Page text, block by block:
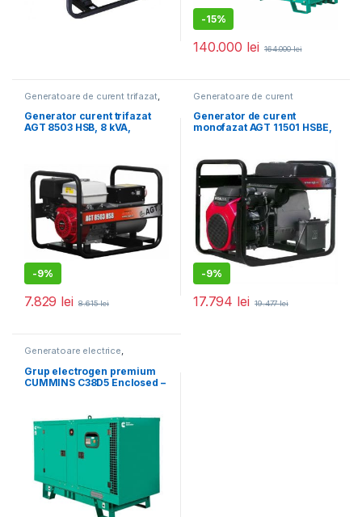
-15%
140.000 lei 164.000lei
Generatoare de curent trifazat,
Generator curent trifazat
AGT 8503 HSB, 8 kVA,
-9%
7.829 lei 8.615lei
Generatoare de curent
electrice
Generator de curent
monofazat AGT 11501 HSBE,
-9%
17.794 lei 19.477lei
Generatoare electrice,
Grup electrogen premium
CUMMINS C38D5 Enclosed –